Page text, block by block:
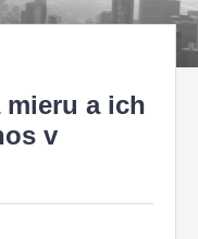
a ich
v